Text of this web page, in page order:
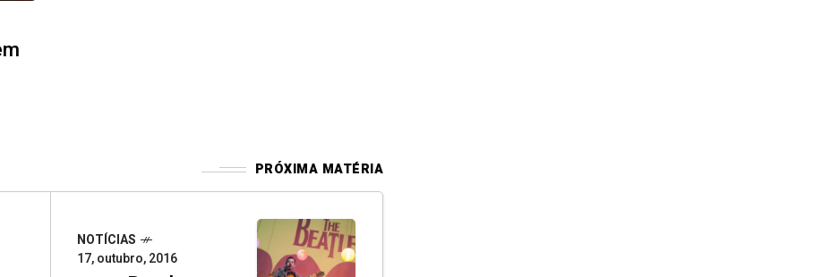
PRÓXIMA MATÉRIA
NOTÍCIAS
17, outubro, 2016